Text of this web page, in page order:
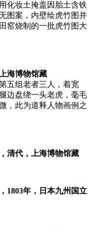
化妆土掩盖因胎土含铁
图案，内壁绘虎竹图并
窑烧制的一批虎竹图大
海博物馆藏
五组老者三人，着宽
边盘绕一头老虎，毫毛
，此为道释人物画例之
清代，上海博物馆藏
1803年，日本九州国立